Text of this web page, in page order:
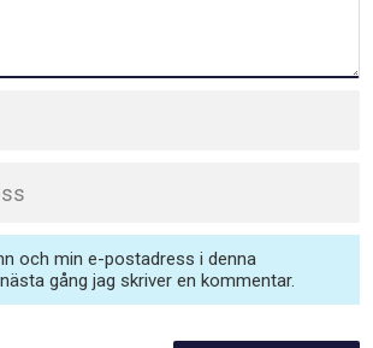
och min e-postadress i denna
gång jag skriver en kommentar.